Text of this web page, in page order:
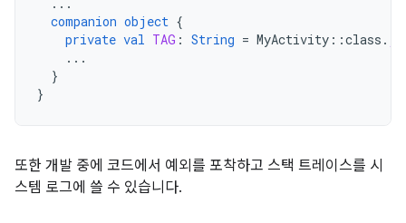
companion object {
private val TAG : String = MyActivity ::class .
...
}
}
또한 개발 중에 코드에서 예외를 포착하고 스택 트레이스를 시
스템 로그에 쓸 수 있습니다.